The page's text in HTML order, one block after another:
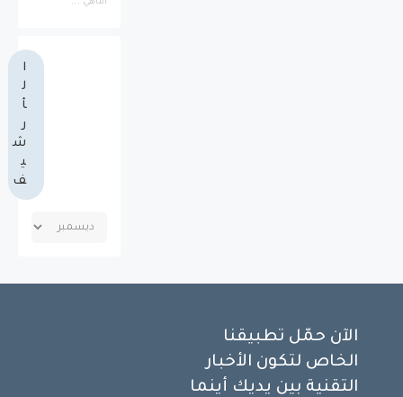
الناهي ...
ا
ل
أ
ر
ش
ي
ف
الآن حمّل تطبيقنا
الخاص لتكون الأخبار
التقنية بين يديك أينما